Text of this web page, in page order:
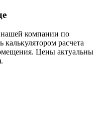
нашей компании по
расчета
Цены актуальны